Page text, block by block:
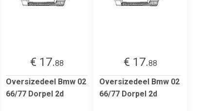
€ 17.88
Oversizedeel Bmw 02
66/77 Dorpel 2d
€ 17.88
Oversizedeel Bmw 02
66/77 Dorpel 2d